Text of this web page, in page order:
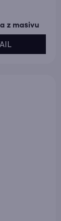
z masivu